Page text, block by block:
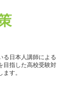
る日本人講師による
目指した高校受験対
す。